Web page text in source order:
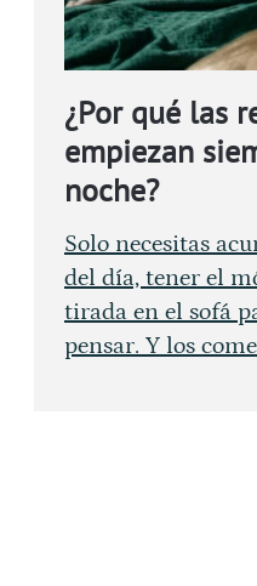
¿Por qué las
empiezan
noche?
Solo necesitas
del día, tener el
tirada en el sofá
pensar. Y los